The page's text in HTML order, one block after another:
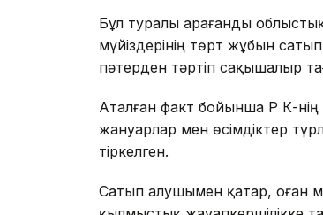
Бұл туралы Қарағанды
мүйіздерінің төрт жұбын
пәтерден тәртіп сақышалыр
Аталған факт бойынша ҚР ҚК-
жануарлар мен өсімдіктер
тіркелген.
Сатып алушымен қатар, оған